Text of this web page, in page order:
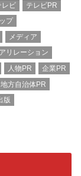
レビ
テレビPR
プ
メディア
リレーション
人物PR
企業PR
地方自治体PR
版